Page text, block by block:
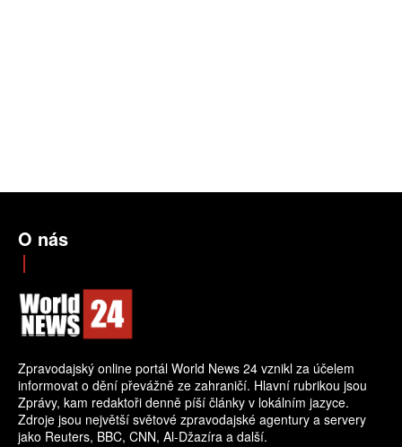
O nás
Zpravodajský online portál World News 24 vznikl za účelem
informovat o dění převážně ze zahraničí. Hlavní rubrikou jsou
Zprávy, kam redaktoři denně píší články v lokálním jazyce.
Zdroje jsou největší světové zpravodajské agentury a servery
jako Reuters, BBC, CNN, Al-Džazíra a další.